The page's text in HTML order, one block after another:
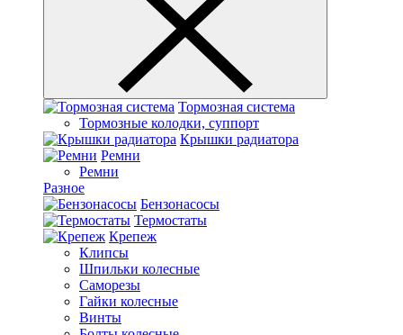
Тормозная система
Тормозные колодки, суппорт
Крышки радиатора
Ремни
Ремни
Разное
Бензонасосы
Термостаты
Крепеж
Клипсы
Шпильки колесные
Саморезы
Гайки колесные
Винты